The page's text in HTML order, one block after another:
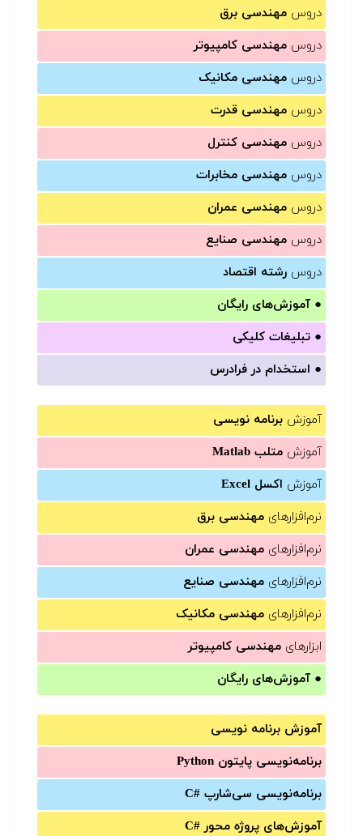
دروس مهندسی برق
دروس مهندسی کامپیوتر
دروس مهندسی مکانیک
دروس مهندسی قدرت
دروس مهندسی کنترل
دروس مهندسی مخابرات
دروس مهندسی عمران
دروس مهندسی صنایع
دروس رشته اقتصاد
● آموزش‌های رایگان
● تبلیغات کلیکی
● استخدام در فرادرس
آموزش برنامه نویسی
آموزش متلب Matlab
آموزش اکسل Excel
نرم‌افزارهای مهندسی برق
نرم‌افزارهای مهندسی عمران
نرم‌افزارهای مهندسی صنایع
نرم‌افزارهای مهندسی مکانیک
ابزارهای مهندسی کامپیوتر
● آموزش‌های رایگان
آموزش برنامه نویسی
برنامه‌نویسی پایتون Python
برنامه‌‌نویسی سی‌شارپ C#‎
آموزش‌های پروژه محور #C